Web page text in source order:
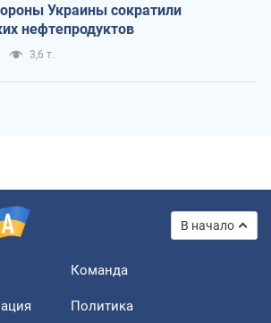
Украины сократили
нефтепродуктов
3,6 т.
В начало
Команда
Политика